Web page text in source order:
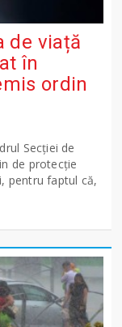
de viață
în
ordin
Secției de
de protecție
pentru faptul că,